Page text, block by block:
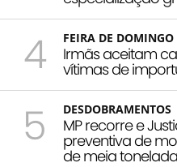
4 FEIRA DE DOMINGO
Irmãs aceitam
vítimas de
5 DESDOBRAMENTOS
MP recorre e
preventiva de
de meia